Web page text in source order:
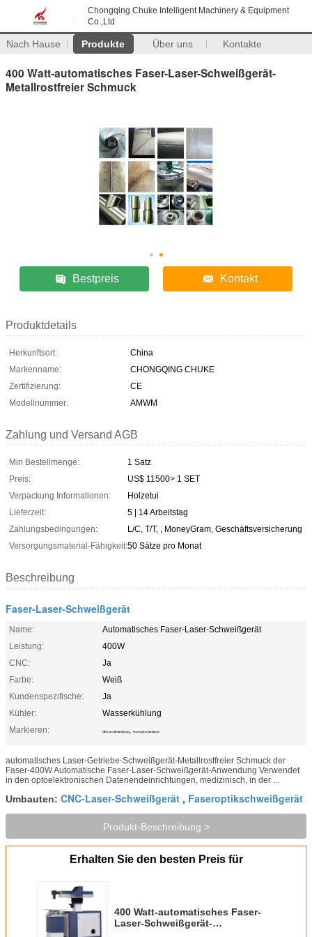
Chongqing Chuke Intelligent Machinery & Equipment
Co.,Ltd
Nach Hause Produkte Über uns Kontakte
400 Watt-automatisches Faser-Laser-Schweißgerät-
Metallrostfreier Schmuck
Bestpreis Kontakt
Produktdetails
Herkunftsort:
China
Markenname:
CHONGQING CHUKE
Zertifizierung:
CE
Modellnummer:
AMWM
Zahlung und Versand AGB
Min Bestellmenge:
1 Satz
Preis:
US$ 11500> 1 SET
Verpackung Informationen:
Holzetui
Lieferzeit:
5 | 14 Arbeitstag
Zahlungsbedingungen:
L/C, T/T, , MoneyGram, Geschäftsversicherung
Versorgungsmaterial-Fähigkeit:50 Sätze pro Monat
Beschreibung
Faser-Laser-Schweißgerät
Name:
Automatisches Faser-Laser-Schweißgerät
Leistung:
400W
CNC:
Ja
Farbe:
Weiß
Kundenspezifische:
Ja
Kühler:
Wasserkühlung
Markieren:
CNC-Laser-Schweißgerät , Faseroptikschweißgerät
automatisches Laser-Getriebe-Schweißgerät-Metallrostfreier Schmuck der
Faser-400W Automatische Faser-Laser-Schweißgerät-Anwendung Verwendet
in den optoelektronischen Datenendeinrichtungen, medizinisch, in der ...
Umbauten: CNC-Laser-Schweißgerät , Faseroptikschweißgerät
Produkt-Beschreibung >
Erhalten Sie den besten Preis für
400 Watt-automatisches Faser-
Laser-Schweißgerät-